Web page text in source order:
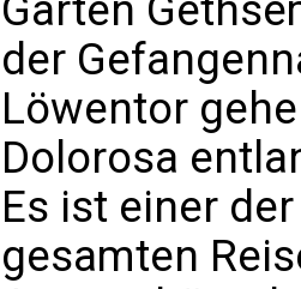
der
Löwentor
Dolorosa
Es ist einer
gesamten